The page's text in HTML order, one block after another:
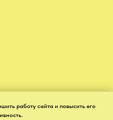
работу сайта и повысить его